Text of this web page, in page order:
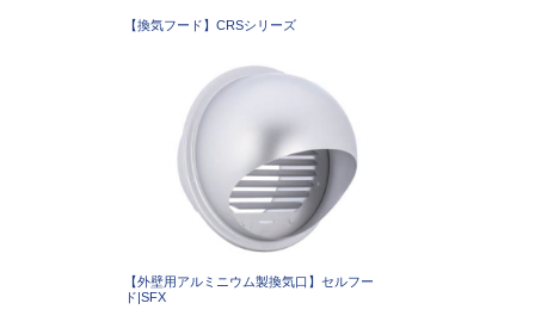
【換気フード】CRSシリーズ
【外壁用アルミニウム製換気口】セルフー
ド|SFX